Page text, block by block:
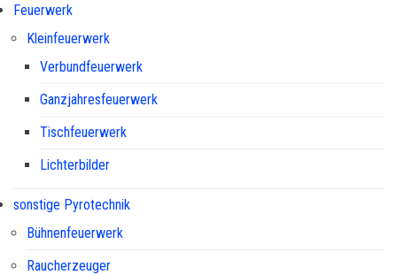
Feuerwerk
Kleinfeuerwerk
Verbundfeuerwerk
Ganzjahresfeuerwerk
Tischfeuerwerk
Lichterbilder
sonstige Pyrotechnik
Bühnenfeuerwerk
Raucherzeuger